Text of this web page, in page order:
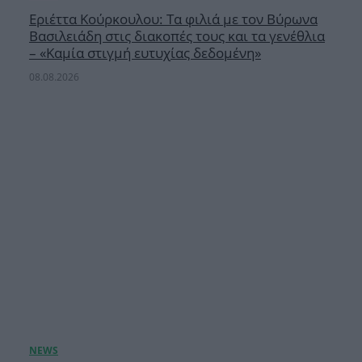
Εριέττα Κούρκουλου: Τα φιλιά με τον Βύρωνα
Βασιλειάδη στις διακοπές τους και τα γενέθλια
– «Καμία στιγμή ευτυχίας δεδομένη»
08.08.2026